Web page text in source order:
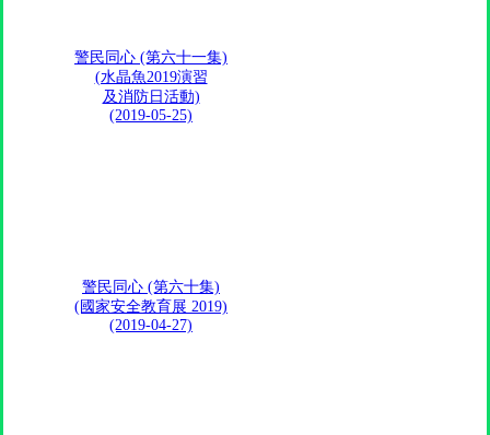
警民同心 (第六十一集)
(水晶魚2019演習
及消防日活動)
(2019-05-25)
警民同心 (第六十集)
(國家安全教育展 2019)
(2019-04-27)